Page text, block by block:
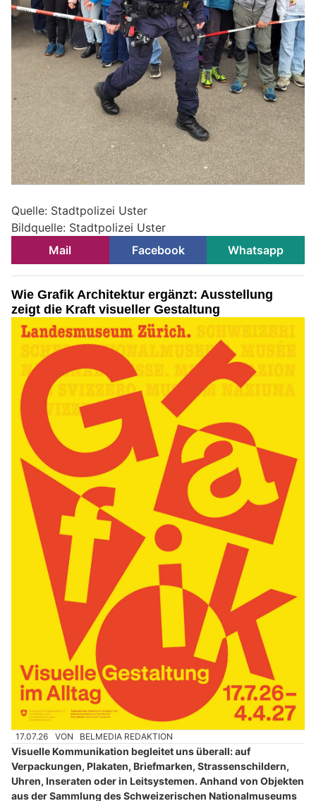
Quelle: Stadtpolizei Uster
Bildquelle: Stadtpolizei Uster
Mail
Facebook Whatsapp
Wie Grafik Architektur ergänzt: Ausstellung
zeigt die Kraft visueller Gestaltung
17.07.26 VON BELMEDIA REDAKTION
Visuelle Kommunikation begleitet uns überall: auf
Verpackungen, Plakaten, Briefmarken, Strassenschildern,
Uhren, Inseraten oder in Leitsystemen. Anhand von Objekten
aus der Sammlung des Schweizerischen Nationalmuseums